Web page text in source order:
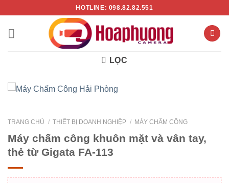
nội
HOTLINE: 098.82.82.551
LỌC
TRANG CHỦ / THIẾT BỊ DOANH NGHIỆP / MÁY CHẤM CÔNG
Máy chấm công khuôn mặt và vân tay,
thẻ từ Gigata FA-113